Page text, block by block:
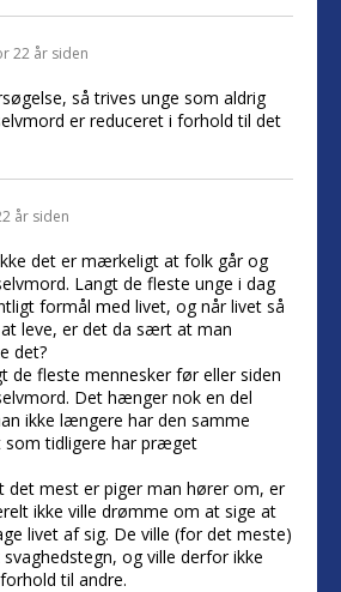
22 år siden
så trives unge som aldrig
er reduceret i forhold til det
år siden
det er mærkeligt at folk går og
Langt de fleste unge i dag
formål med livet, og når livet så
leve, er det da sært at man
det?
de fleste mennesker før eller siden
Det hænger nok en del
ikke længere har den samme
tidligere har præget
det mest er piger man hører om, er
ikke ville drømme om at sige at
livet af sig. De ville (for det meste)
og ville derfor ikke
til andre.